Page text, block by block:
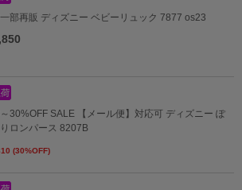
部再販 ディズニー ベビーリュック 7877 os23
30%OFF SALE 【メール便】対応可 ディズニー ぽ
ロンパース 8207B
(30%OFF)